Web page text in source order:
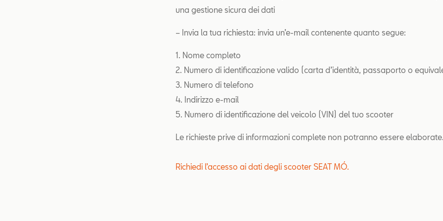
una gestione sicura dei dati
– Invia la tua richiesta: invia un’e-mail contenente quanto segue:
1. Nome completo
2. Numero di identificazione valido (carta d’identità, passaporto o
3. Numero di telefono
4. Indirizzo e-mail
5. Numero di identificazione del veicolo (VIN) del tuo scooter
Le richieste prive di informazioni complete non potranno essere elaborate.
Richiedi l’accesso ai dati degli scooter SEAT MÓ.